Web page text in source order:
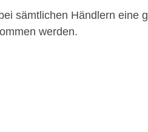
sämtlichen Händlern eine
werden.